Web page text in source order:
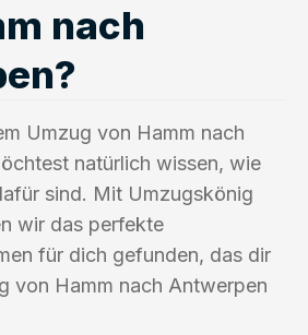
nach
Umzug von Hamm nach
natürlich wissen, wie
sind. Mit Umzugskönig
wir das perfekte
für dich gefunden, das dir
von Hamm nach Antwerpen